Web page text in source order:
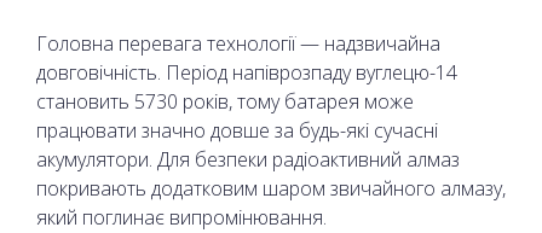
Головна перевага технології — надзвичайна
довговічність. Період напіврозпаду вуглецю-14
становить 5730 років, тому батарея може
працювати значно довше за будь-які сучасні
акумулятори. Для безпеки радіоактивний алмаз
покривають додатковим шаром звичайного алмазу,
який поглинає випромінювання.